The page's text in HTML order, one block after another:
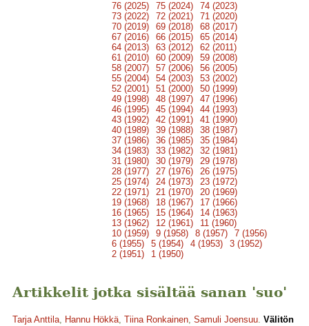
76 (2025) 75 (2024)
74 (2023)
73 (2022)
72 (2021)
71 (2020)
70 (2019)
69 (2018)
68 (2017)
67 (2016)
66 (2015)
65 (2014)
64 (2013)
63 (2012)
62 (2011)
61 (2010)
60 (2009)
59 (2008)
58 (2007)
57 (2006)
56 (2005)
55 (2004)
54 (2003)
53 (2002)
52 (2001)
51 (2000)
50 (1999)
49 (1998)
48 (1997)
47 (1996)
46 (1995)
45 (1994)
44 (1993)
43 (1992)
42 (1991)
41 (1990)
40 (1989)
39 (1988)
38 (1987)
37 (1986)
36 (1985)
35 (1984)
34 (1983)
33 (1982)
32 (1981)
31 (1980)
30 (1979)
29 (1978)
28 (1977)
27 (1976)
26 (1975)
25 (1974)
24 (1973)
23 (1972)
22 (1971)
21 (1970)
20 (1969)
19 (1968)
18 (1967)
17 (1966)
16 (1965)
15 (1964)
14 (1963)
13 (1962)
12 (1961)
11 (1960)
10 (1959)
9 (1958) 8 (1957)
7 (1956)
6 (1955)
5 (1954) 4 (1953)
3 (1952)
2 (1951)
1 (1950)
Artikkelit jotka sisältää sanan 'suo'
Tarja Anttila, Hannu Hökkä, Tiina Ronkainen, Samuli Joensuu. Välitön